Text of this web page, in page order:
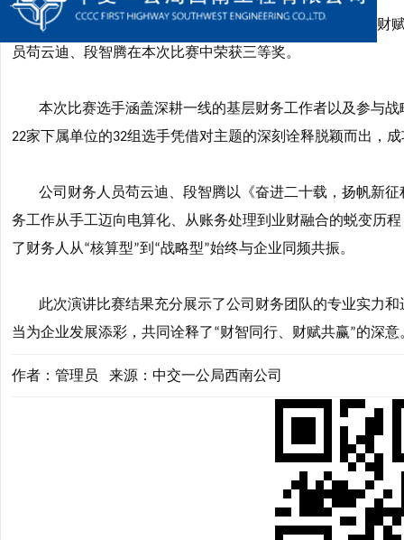
近日，中交一公局集团 2025 年度 “廿载财智同行，一局财
员苟云迪、段智腾在本次比赛中荣获三等奖。
本次比赛选手涵盖深耕一线的基层财务工作者以及参与
22家下属单位的32组选手凭借对主题的深刻诠释脱颖而出，
公司财务人员苟云迪、段智腾以《奋进二十载，扬帆新
务工作从手工迈向电算化、从账务处理到业财融合的蜕变历
了财务人从“核算型”到 “战略型”始终与企业同频共振。
此次演讲比赛结果充分展示了公司财务团队的专业实力
当为企业发展添彩，共同诠释了“财智同行、财赋共赢”的深意
作者：管理员 来源：中交一公局西南公司